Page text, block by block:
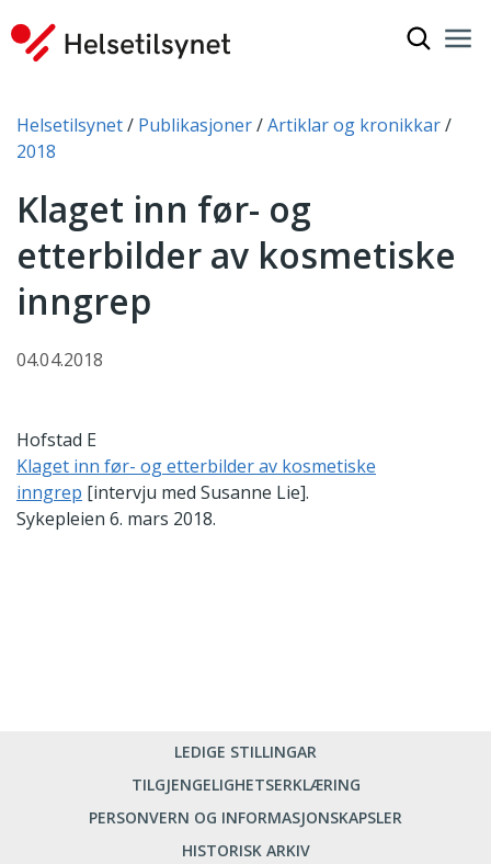
Du er her:
Helsetilsynet Publikasjoner
Artiklar og kronikkar
2018
Klaget inn før- og
etterbilder av kosmetiske
inngrep
04.04.2018
Hofstad E
Klaget inn før- og etterbilder av kosmetiske
inngrep [intervju med Susanne Lie].
Sykepleien 6. mars 2018.
LEDIGE STILLINGAR
TILGJENGELIGHETSERKLÆRING
PERSONVERN OG INFORMASJONSKAPSLER
HISTORISK ARKIV